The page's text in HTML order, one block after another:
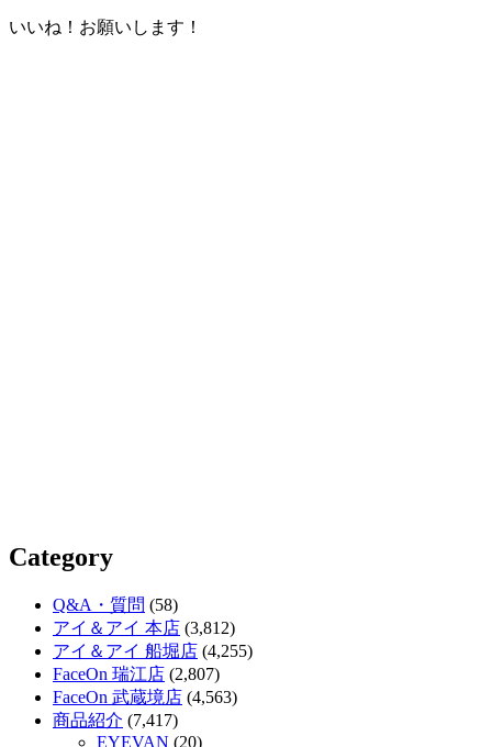
いいね！お願いします！
Category
Q&A・質問 (58)
アイ＆アイ 本店 (3,812)
アイ＆アイ 船堀店 (4,255)
FaceOn 瑞江店 (2,807)
FaceOn 武蔵境店 (4,563)
商品紹介 (7,417)
EYEVAN (20)